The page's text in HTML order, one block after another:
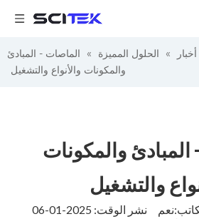
أخبار » الحلول المميزة »
الماصات - المبادئ
والمكونات والأنواع والتشغيل
والمكونات
والتشغيل